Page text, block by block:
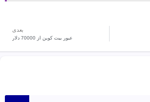
بعدی
عبور بیت کوین از 70000 دلار